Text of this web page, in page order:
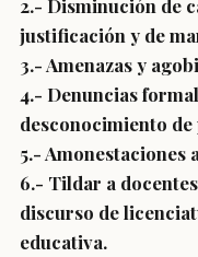
2.- Disminución de
justificación y de
3.- Amenazas y
4.- Denuncias
desconocimiento
5.-
6.- Tildar a
discurso de
educativa.